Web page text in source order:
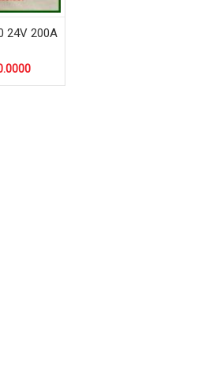
24V 200A